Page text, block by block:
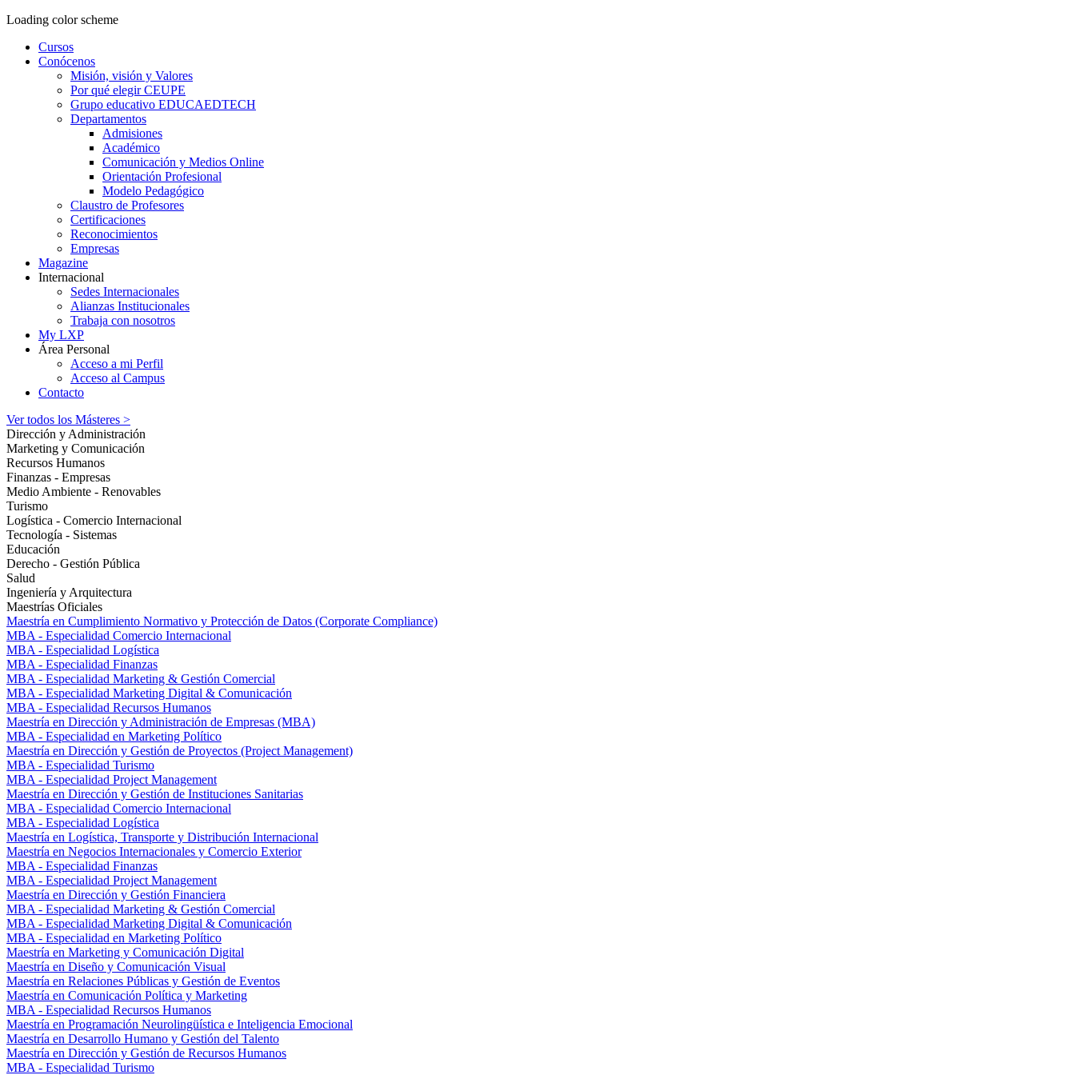
Loading color scheme
Cursos
Conócenos
Misión, visión y Valores
Por qué elegir CEUPE
Grupo educativo EDUCAEDTECH
Departamentos
Admisiones
Académico
Comunicación y Medios Online
Orientación Profesional
Modelo Pedagógico
Claustro de Profesores
Certificaciones
Reconocimientos
Empresas
Magazine
Internacional
Sedes Internacionales
Alianzas Institucionales
Trabaja con nosotros
My LXP
Área Personal
Acceso a mi Perfil
Acceso al Campus
Contacto
Ver todos los Másteres >
Dirección y Administración
Marketing y Comunicación
Recursos Humanos
Finanzas - Empresas
Medio Ambiente - Renovables
Turismo
Logística - Comercio Internacional
Tecnología - Sistemas
Educación
Derecho - Gestión Pública
Salud
Ingeniería y Arquitectura
Maestrías Oficiales
Maestría en Cumplimiento Normativo y Protección de Datos (Corporate Compliance)
MBA - Especialidad Comercio Internacional
MBA - Especialidad Logística
MBA - Especialidad Finanzas
MBA - Especialidad Marketing & Gestión Comercial
MBA - Especialidad Marketing Digital & Comunicación
MBA - Especialidad Recursos Humanos
Maestría en Dirección y Administración de Empresas (MBA)
MBA - Especialidad en Marketing Político
Maestría en Dirección y Gestión de Proyectos (Project Management)
MBA - Especialidad Turismo
MBA - Especialidad Project Management
Maestría en Dirección y Gestión de Instituciones Sanitarias
MBA - Especialidad Comercio Internacional
MBA - Especialidad Logística
Maestría en Logística, Transporte y Distribución Internacional
Maestría en Negocios Internacionales y Comercio Exterior
MBA - Especialidad Finanzas
MBA - Especialidad Project Management
Maestría en Dirección y Gestión Financiera
MBA - Especialidad Marketing & Gestión Comercial
MBA - Especialidad Marketing Digital & Comunicación
MBA - Especialidad en Marketing Político
Maestría en Marketing y Comunicación Digital
Maestría en Diseño y Comunicación Visual
Maestría en Relaciones Públicas y Gestión de Eventos
Maestría en Comunicación Política y Marketing
MBA - Especialidad Recursos Humanos
Maestría en Programación Neurolingüística e Inteligencia Emocional
Maestría en Desarrollo Humano y Gestión del Talento
Maestría en Dirección y Gestión de Recursos Humanos
MBA - Especialidad Turismo